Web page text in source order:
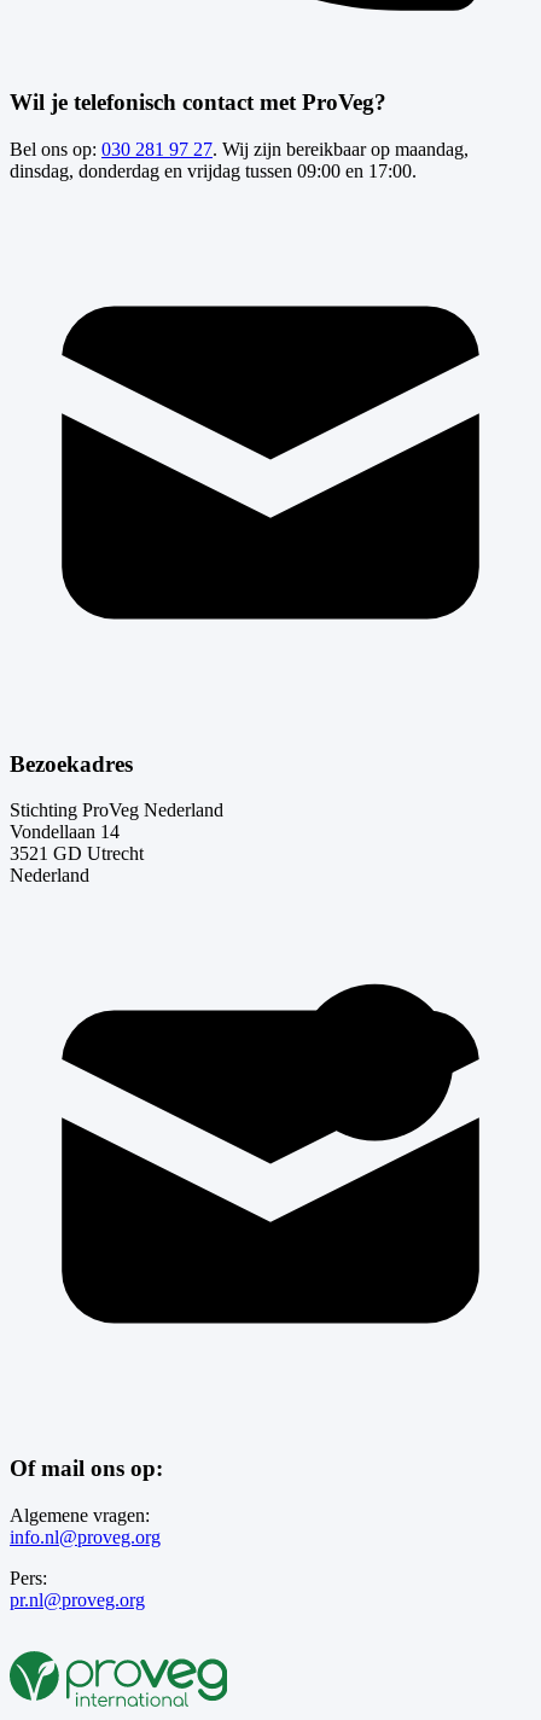
Wil je telefonisch contact met ProVeg?
Bel ons op: 030 281 97 27. Wij zijn bereikbaar op maandag,
dinsdag, donderdag en vrijdag tussen 09:00 en 17:00.
Bezoekadres
Stichting ProVeg Nederland
Vondellaan 14
3521 GD Utrecht
Nederland
Of mail ons op:
Algemene vragen:
info.nl@proveg.org
Pers:
pr.nl@proveg.org